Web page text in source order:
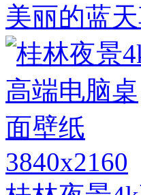
美丽的蓝
3840x2160